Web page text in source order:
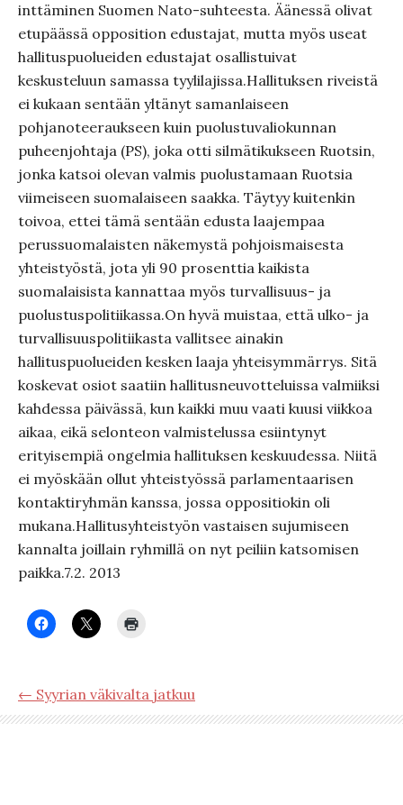
inttäminen Suomen Nato-suhteesta. Äänessä olivat
etupäässä opposition edustajat, mutta myös useat
hallituspuolueiden edustajat osallistuivat
keskusteluun samassa tyylilajissa.Hallituksen riveistä
ei kukaan sentään yltänyt samanlaiseen
pohjanoteeraukseen kuin puolustuvaliokunnan
puheenjohtaja (PS), joka otti silmätikukseen Ruotsin,
jonka katsoi olevan valmis puolustamaan Ruotsia
viimeiseen suomalaiseen saakka. Täytyy kuitenkin
toivoa, ettei tämä sentään edusta laajempaa
perussuomalaisten näkemystä pohjoismaisesta
yhteistyöstä, jota yli 90 prosenttia kaikista
suomalaisista kannattaa myös turvallisuus- ja
puolustuspolitiikassa.On hyvä muistaa, että ulko- ja
turvallisuuspolitiikasta vallitsee ainakin
hallituspuolueiden kesken laaja yhteisymmärrys. Sitä
koskevat osiot saatiin hallitusneuvotteluissa valmiiksi
kahdessa päivässä, kun kaikki muu vaati kuusi viikkoa
aikaa, eikä selonteon valmistelussa esiintynyt
erityisempiä ongelmia hallituksen keskuudessa. Niitä
ei myöskään ollut yhteistyössä parlamentaarisen
kontaktiryhmän kanssa, jossa oppositiokin oli
mukana.Hallitusyhteistyön vastaisen sujumiseen
kannalta joillain ryhmillä on nyt peiliin katsomisen
paikka.7.2. 2013
← Syyrian väkivalta jatkuu